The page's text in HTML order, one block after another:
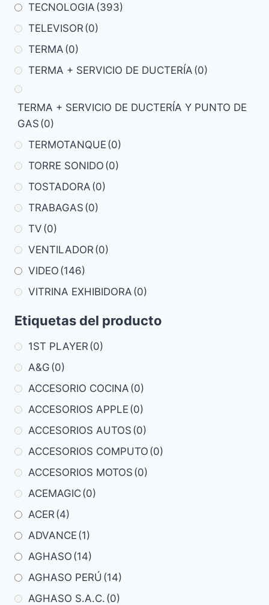
TECNOLOGIA (393)
TELEVISOR (0)
TERMA (0)
TERMA + SERVICIO DE DUCTERÍA (0)
TERMA + SERVICIO DE DUCTERÍA Y PUNTO DE
GAS (0)
TERMOTANQUE (0)
TORRE SONIDO (0)
TOSTADORA (0)
TRABAGAS (0)
TV (0)
VENTILADOR (0)
VIDEO (146)
VITRINA EXHIBIDORA (0)
Etiquetas del producto
1ST PLAYER (0)
A&G (0)
ACCESORIO COCINA (0)
ACCESORIOS APPLE (0)
ACCESORIOS AUTOS (0)
ACCESORIOS COMPUTO (0)
ACCESORIOS MOTOS (0)
ACEMAGIC(0)
ACER (4)
ADVANCE (1)
AGHASO (14)
AGHASO PERÚ (14)
AGHASO S.A.C. (0)